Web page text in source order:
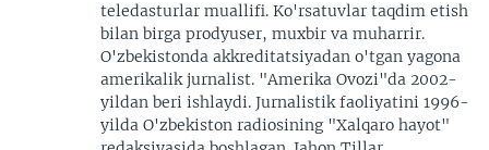
teledasturlar muallifi. Ko'rsatuvlar taqdim etish
bilan birga prodyuser, muxbir va muharrir.
O'zbekistonda akkreditatsiyadan o'tgan yagona
amerikalik jurnalist. "Amerika Ovozi"da 2002-
yildan beri ishlaydi. Jurnalistik faoliyatini 1996-
yilda O'zbekiston radiosining "Xalqaro hayot"